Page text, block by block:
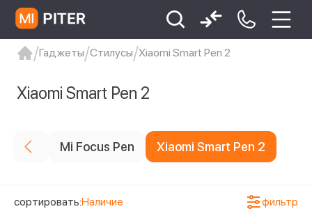
Xiaomi 9 про
xiaomi redmi 12c
Гаджеты Стилусы Xiaomi Smart Pen 2
Xiaomi Smart Pen 2
Mi Focus Pen Xiaomi Smart Pen 2
сортировать:Наличие фильтр
Цвет товара